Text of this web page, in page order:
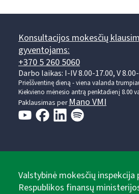
Konsultacijos mokesčių
gyventojams:
+370 5 260 5060
Darbo laikas: I-IV 8.00-17.00, V
Prieššventinę dieną - viena valanda
Kiekvieno mėnesio antrą penktadienį 8.00
Paklausimas perMano VMI
Valstybinė mokesčių inspekcija
Respublikos finansų